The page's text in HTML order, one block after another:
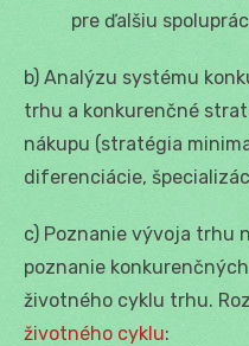
pre ďalšiu
b) Analýzu systému
trhu a konkurenčné
nákupu (stratégia
diferenciácie,
c) Poznanie vývoja trhu
poznanie
životného cyklu trhu.
životného cyklu: